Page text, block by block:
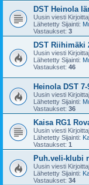
DST Heinola
Uusin viesti
Lähetetty Sijainti:
Vastaukset: 3
DST Riihimäki
Uusin viesti
Lähetetty Sijainti:
Vastaukset: 46
Heinola DST
Uusin viesti
Lähetetty Sijainti:
Vastaukset: 36
Kaisa RG1
Uusin viesti
Lähetetty Sijainti:
Vastaukset: 1
Puh.veli-klubi
Uusin viesti
Lähetetty Sijainti:
Vastaukset: 34